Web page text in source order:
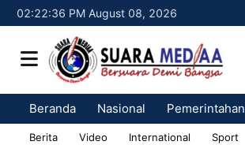
02:22:37 PM August 08, 2026
Beranda Nasional Pemerintahan
Berita Video International Sport